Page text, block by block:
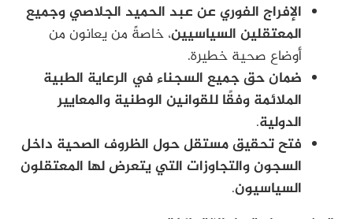
الإفراج الفوري عن عبد الحميد الجلاصي وجميع
المعتقلين السياسيين، خاصةً من يعانون من
أوضاع صحية خطيرة.
ضمان حق جميع السجناء في الرعاية الطبية
الملائمة وفقًا للقوانين الوطنية والمعايير
الدولية.
فتح تحقيق مستقل حول الظروف الصحية داخل
السجون والتجاوزات التي يتعرض لها المعتقلون
السياسيون.